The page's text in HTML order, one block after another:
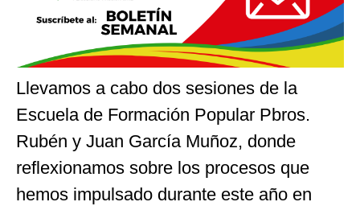
Llevamos a cabo dos sesiones de la
Escuela de Formación Popular Pbros.
Rubén y Juan García Muñoz, donde
reflexionamos sobre los procesos que
hemos impulsado durante este año en